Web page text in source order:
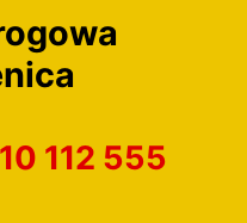
112 555